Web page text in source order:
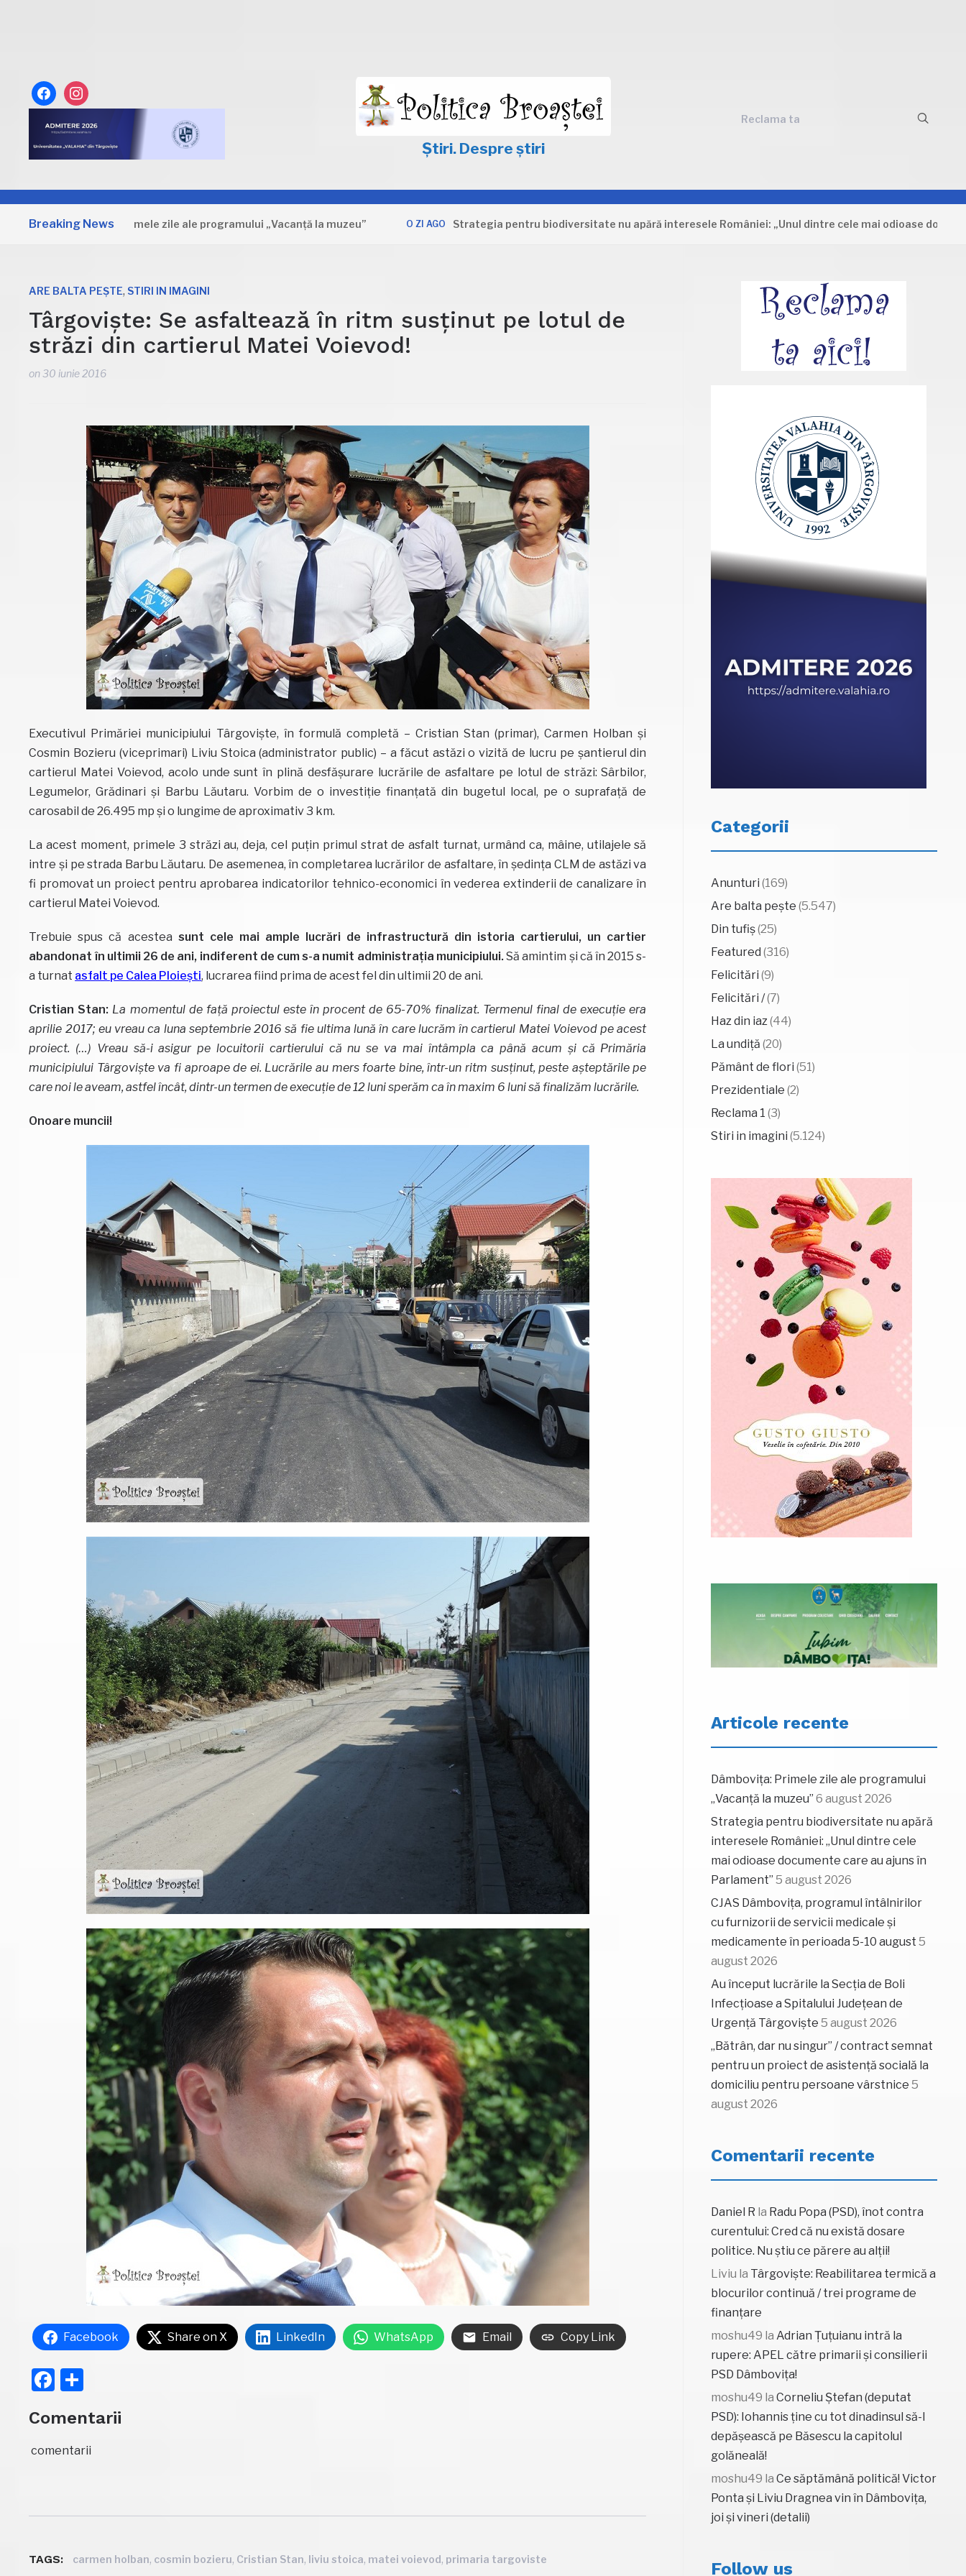
facebookinstagram
Știri. Despre știri
Reclama ta
Breaking News
Dâmbovița: Primele zile ale programului „Vacanță la muzeu” O ZI AGO Strategia pentru biodiversitate nu apără interesele României: „Unul dintre cele mai odioase documente care
ARE BALTA PEȘTE, STIRI IN IMAGINI
Târgoviște: Se asfaltează în ritm susținut pe lotul de
străzi din cartierul Matei Voievod!
on30 iunie 2016
Executivul Primăriei municipiului Târgoviște, în formulă completă – Cristian Stan (primar), Carmen Holban și
Cosmin Bozieru (viceprimari) Liviu Stoica (administrator public) – a făcut astăzi o vizită de lucru pe șantierul din
cartierul Matei Voievod, acolo unde sunt în plină desfășurare lucrările de asfaltare pe lotul de străzi: Sârbilor,
Legumelor, Grădinari și Barbu Lăutaru. Vorbim de o investiție finanțată din bugetul local, pe o suprafață de
carosabil de 26.495 mp și o lungime de aproximativ 3 km.
La acest moment, primele 3 străzi au, deja, cel puțin primul strat de asfalt turnat, urmând ca, mâine, utilajele să
intre și pe strada Barbu Lăutaru. De asemenea, în completarea lucrărilor de asfaltare, în ședința CLM de astăzi va
fi promovat un proiect pentru aprobarea indicatorilor tehnico-economici în vederea extinderii de canalizare în
cartierul Matei Voievod.
Trebuie spus că acestea sunt cele mai ample lucrări de infrastructură din istoria cartierului, un cartier
abandonat în ultimii 26 de ani, indiferent de cum s-a numit administrația municipiului. Să amintim și că în 2015 s-
a turnat asfalt pe Calea Ploiești, lucrarea fiind prima de acest fel din ultimii 20 de ani.
Cristian Stan: La momentul de față proiectul este în procent de 65-70% finalizat. Termenul final de execuție era
aprilie 2017; eu vreau ca luna septembrie 2016 să fie ultima lună în care lucrăm în cartierul Matei Voievod pe acest
proiect. (…) Vreau să-i asigur pe locuitorii cartierului că nu se va mai întâmpla ca până acum și că Primăria
municipiului Târgoviște va fi aproape de ei. Lucrările au mers foarte bine, într-un ritm susținut, peste așteptările pe
care noi le aveam, astfel încât, dintr-un termen de execuție de 12 luni sperăm ca în maxim 6 luni să finalizăm lucrările.
Onoare muncii!
Facebook Share on X LinkedIn WhatsApp Email Copy Link
Facebook
Comentarii
comentarii
TAGS: carmen holban, cosmin bozieru, Cristian Stan, liviu stoica, matei voievod, primaria targoviste
Categorii
Anunturi (169)
Are balta pește (5.547)
Din tufiș(25)
Featured (316)
Felicitări (9)
Felicitări /(7)
Haz din iaz(44)
La undiță (20)
Pământ de flori (51)
Prezidentiale (2)
Reclama 1 (3)
Stiri in imagini (5.124)
Articole recente
Dâmbovița: Primele zile ale programului
„Vacanță la muzeu” 6 august 2026
Strategia pentru biodiversitate nu apără
interesele României: „Unul dintre cele
mai odioase documente care au ajuns în
Parlament” 5 august 2026
CJAS Dâmbovița, programul întâlnirilor
cu furnizorii de servicii medicale și
medicamente în perioada 5-10 august 5
august 2026
Au început lucrările la Secția de Boli
Infecțioase a Spitalului Județean de
Urgență Târgoviște 5 august 2026
„Bătrân, dar nu singur” / contract semnat
pentru un proiect de asistență socială la
domiciliu pentru persoane vârstnice 5
august 2026
Comentarii recente
Daniel R la Radu Popa (PSD), înot contra
curentului: Cred că nu există dosare
politice. Nu știu ce părere au alții!
Liviu la Târgoviște: Reabilitarea termică a
blocurilor continuă / trei programe de
finanțare
moshu49 la Adrian Țuțuianu intră la
rupere: APEL către primarii și consilierii
PSD Dâmbovița!
moshu49 la Corneliu Ștefan (deputat
PSD): Iohannis ține cu tot dinadinsul să-l
depășească pe Băsescu la capitolul
golăneală!
moshu49 la Ce săptămână politică! Victor
Ponta și Liviu Dragnea vin în Dâmbovița,
joi și vineri (detalii)
Follow us